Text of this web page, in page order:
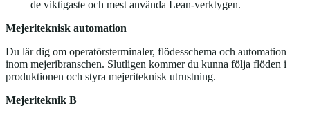
de viktigaste och mest använda Lean-verktygen.
Mejeriteknisk automation
Du lär dig om operatörsterminaler, flödesschema och automation
inom mejeribranschen. Slutligen kommer du kunna följa flöden i
produktionen och styra mejeriteknisk utrustning.
Mejeriteknik B